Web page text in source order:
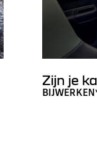
Zijn je